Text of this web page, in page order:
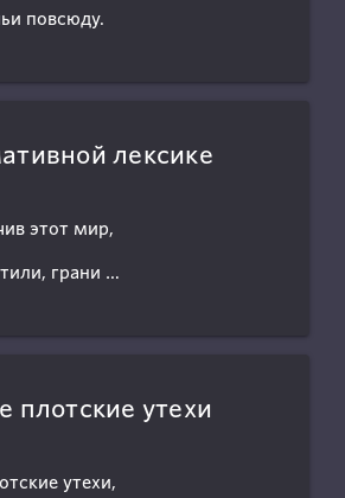
повсюду.
лексике
этот мир,
грани …
плотские утехи
утехи,